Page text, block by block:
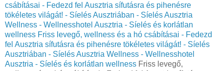
csábításai - Fedezd fel Ausztria sífutásra és pihenésre
tökéletes világát! - Síelés Ausztriában - Síelés Ausztria
Wellness - Wellnesshotel Ausztria - Síelés és korlátlan
wellness Friss levegő, wellness és a hó csábításai - Fedezd
fel Ausztria sífutásra és pihenésre tökéletes világát! - Síelés
Ausztriában - Síelés Ausztria Wellness - Wellnesshotel
Ausztria - Síelés és korlátlan wellness Friss levegő,